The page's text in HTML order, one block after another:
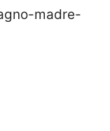
madre-